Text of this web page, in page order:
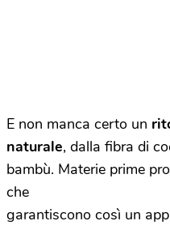
E non manca certo un
naturale, dalla fibra di
bambù. Materie prime
che
garantiscono così un